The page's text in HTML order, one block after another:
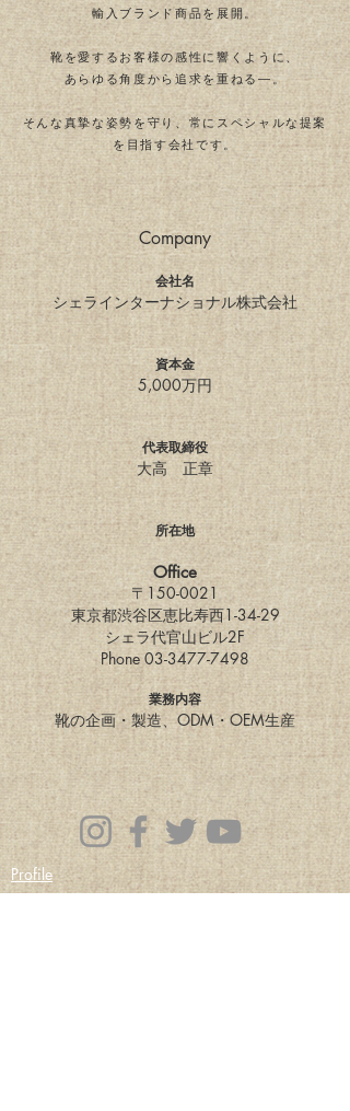
輸入ブランド商品を展開。
靴を愛するお客様の感性に響くように、
あらゆる角度から追求を重ねる―。
そんな真摯な姿勢を守り、常にスペシャルな提案
を目指す会社です。
Company
会社名
シェラインターナショナル株式会社
資本金
5,000万円
代表取締役
大高 正章
所在地
Office
〒150-0021
東京都渋谷区恵比寿西1-34-29
シェラ代官山ビル2F
Phone03-3477-7498
業務内容
靴の企画・製造、ODM・OEM生産
Profile